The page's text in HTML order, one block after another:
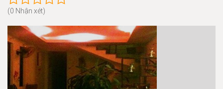
(0 Nhận xét)